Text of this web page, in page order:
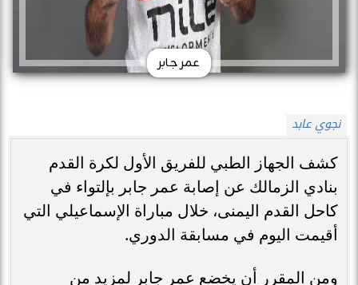
عمر جابر
نجوي عابد
كشف الجهاز الطبي للفريق الأول لكرة القدم
بنادي الزمالك عن إصابة عمر جابر بإلتواء في
كاحل القدم اليمنى، خلال مباراة الإسماعيلي التي
أقيمت اليوم في مسابقة الدوري.
ومن المقرر أن يخضع عمر جابر لمزيد من